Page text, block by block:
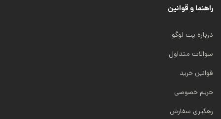
راهنما و قوانین
درباره پت لوگو
سوالات متداول
قوانین خرید
حریم خصوصی
رهگیری سفارش